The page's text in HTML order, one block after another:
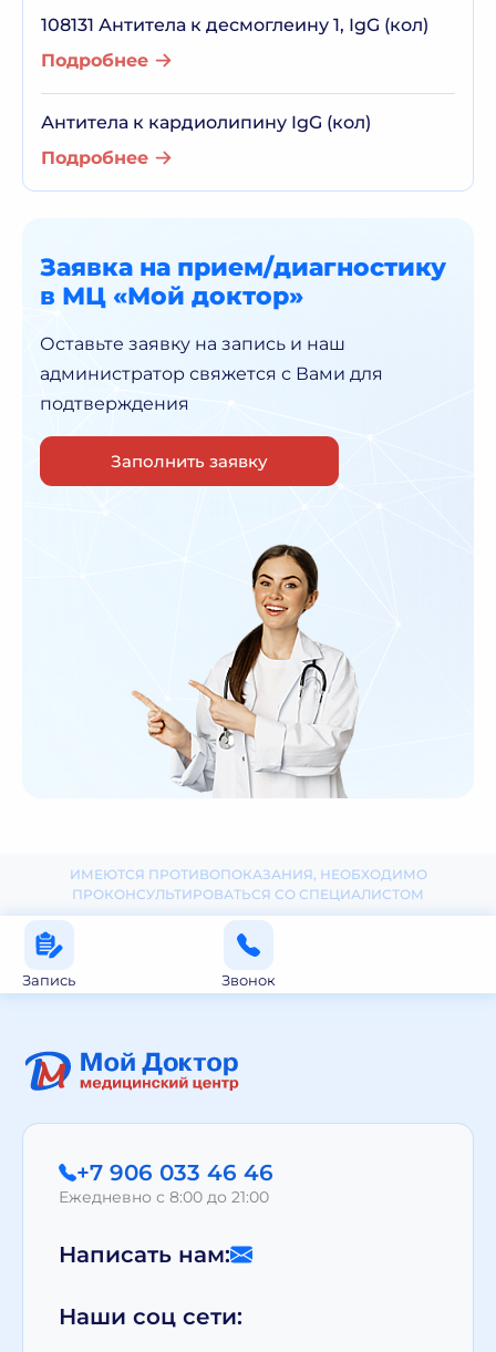
108131 Антитела к десмоглеину 1, IgG (кол)
Подробнее
Антитела к кардиолипину IgG (кол)
Подробнее
Заявка на прием/диагностику
в МЦ «Мой доктор»
Оставьте заявку на запись и наш
администратор свяжется с Вами для
подтверждения
Заполнить заявку
ИМЕЮТСЯ ПРОТИВОПОКАЗАНИЯ, НЕОБХОДИМО
ПРОКОНСУЛЬТИРОВАТЬСЯ СО СПЕЦИАЛИСТОМ
Запись Звонок
+7 906 033 46 46
Ежедневно с 8:00 до 21:00
Написать нам:
Наши соц сети: